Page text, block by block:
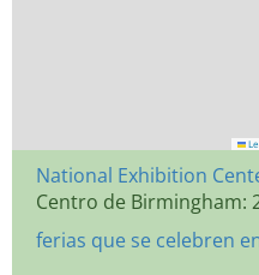
National Exhibition
Centro de Birmingham:
ferias que se celebren